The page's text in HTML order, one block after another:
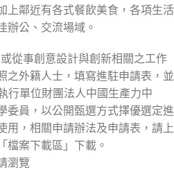
上鄰近有各式餐飲美食，各項生活
辦公、交流場域。
從事創意設計與創新相關之工作
之外籍人士，填寫進駐申請表，並
行單位財團法人中國生產力中
委員，以公開甄選方式擇優選定進
用，相關申請辦法及申請表，請上
檔案下載區」下載。
瀏覽